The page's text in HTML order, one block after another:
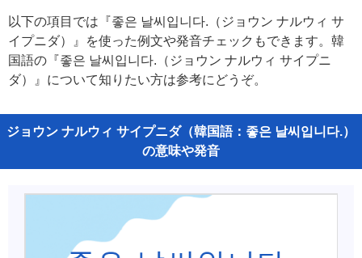
以下の項目では『좋은 날씨입니다.（ジョウン ナルウィ サ
イプニダ）』を使った例文や発音チェックもできます。韓
国語の『좋은 날씨입니다.（ジョウン ナルウィ サイプニ
ダ）』について知りたい方は参考にどうぞ。
ジョウン ナルウィ サイプニダ（韓国語：좋은 날씨입니다.）
の意味や発音